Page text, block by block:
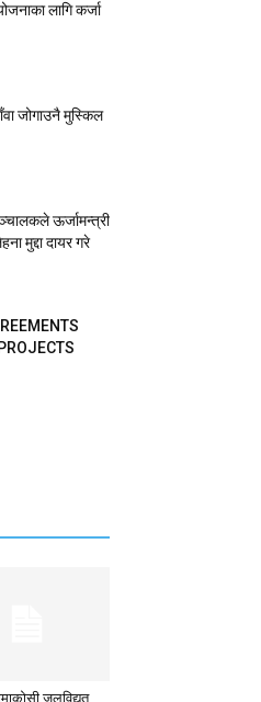
लागि कर्जा
जोगाउनै मुस्किल
ऊर्जामन्त्री
मुद्दा दायर गरे
जलविद्युत्